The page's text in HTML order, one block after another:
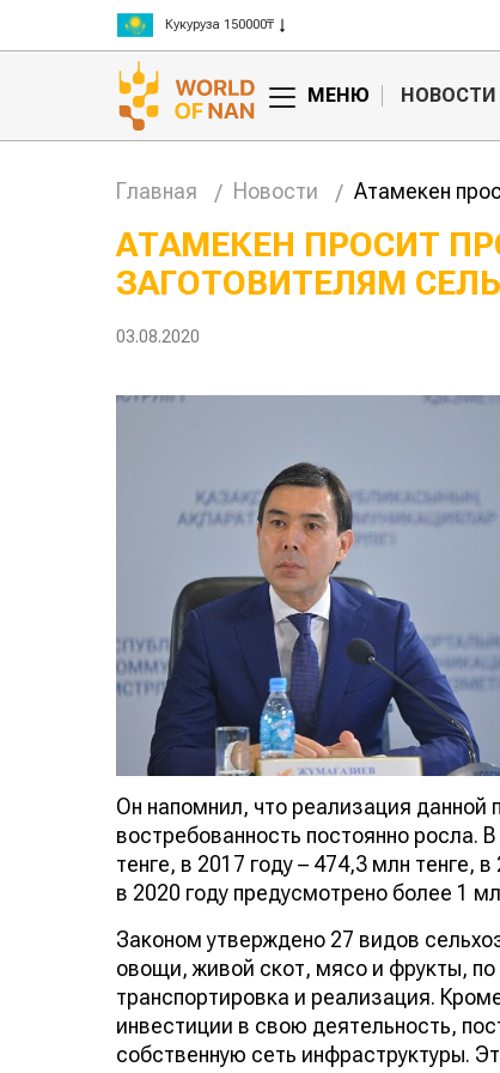
Рис 300000₸
Пшеница 3 класс 125000₸
МЕНЮ НОВОСТИ
Главная Новости Атамекен
АТАМЕКЕН ПРОСИТ
ЗАГОТОВИТЕЛЯМ
03.08.2020
Он напомнил, что реализация данной
востребованность постоянно росла.
тенге, в 2017 году – 474,3 млн тенге,
в 2020 году предусмотрено более 1
Законом утверждено 27 видов
овощи, живой скот, мясо и фрукты,
транспортировка и реализация.
инвестиции в свою деятельность,
собственную сеть инфраструктуры.
Жара в Китае может